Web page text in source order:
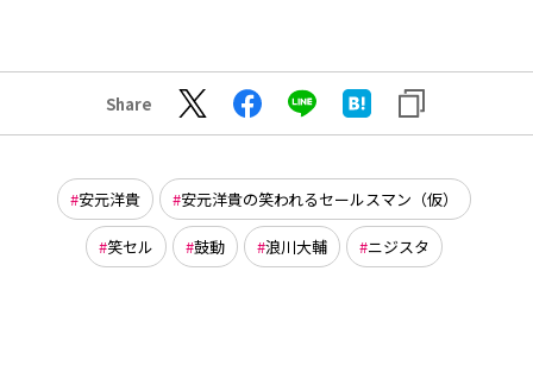
Share
安元洋貴 安元洋貴の笑われるセールスマン（仮）
笑セル 鼓動 浪川大輔 ニジスタ